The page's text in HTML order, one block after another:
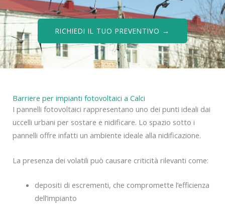
RICHIEDI IL TUO PREVENTIVO →
Barriere per impianti fotovoltaici a Calci
I pannelli fotovoltaici rappresentano uno dei punti ideali dai
uccelli urbani per sostare e nidificare. Lo spazio sotto i
pannelli offre infatti un ambiente ideale alla nidificazione.
La presenza dei volatili può causare criticità rilevanti come:
depositi di escrementi, che compromette l’efficienza
dell’impianto